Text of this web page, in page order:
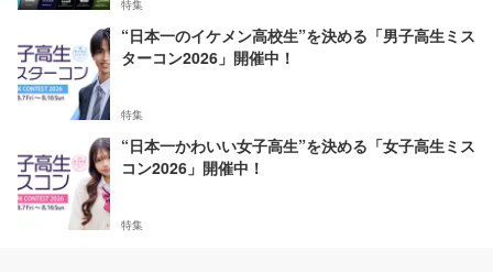
特集
“日本一のイケメン高校生”を決める「男子高生ミス
ターコン2026」開催中！
特集
“日本一かわいい女子高生”を決める「女子高生ミス
コン2026」開催中！
特集